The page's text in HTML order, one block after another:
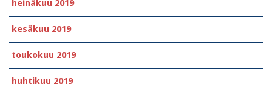
heinäkuu 2019
kesäkuu 2019
toukokuu 2019
huhtikuu 2019